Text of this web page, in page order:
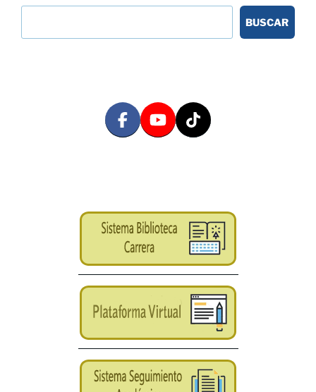
BUSCAR